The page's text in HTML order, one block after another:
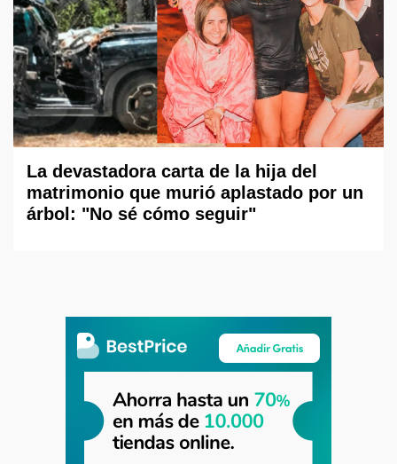
La devastadora carta de la hija del
matrimonio que murió aplastado por un
árbol: "No sé cómo seguir"